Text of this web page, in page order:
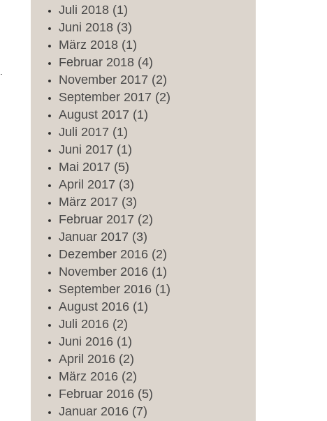
Juli 2018 (1)
Juni 2018 (3)
März 2018 (1)
Februar 2018 (4)
November 2017 (2)
September 2017 (2)
August 2017 (1)
Juli 2017 (1)
Juni 2017 (1)
Mai 2017 (5)
April 2017 (3)
März 2017 (3)
Februar 2017 (2)
Januar 2017 (3)
Dezember 2016 (2)
November 2016 (1)
September 2016 (1)
August 2016 (1)
Juli 2016 (2)
Juni 2016 (1)
April 2016 (2)
März 2016 (2)
Februar 2016 (5)
Januar 2016 (7)